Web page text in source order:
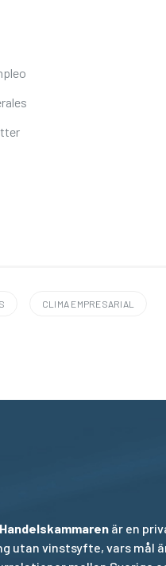
CLIMA EMPRESARIAL
är en
utan vinstsyfte, vars mål